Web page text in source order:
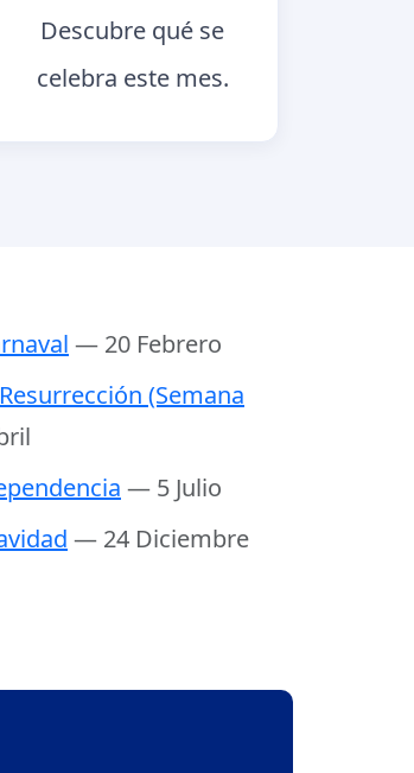
Descubre qué se
celebra este mes.
— 20 Febrero
(Semana
— 5 Julio
— 24 Diciembre